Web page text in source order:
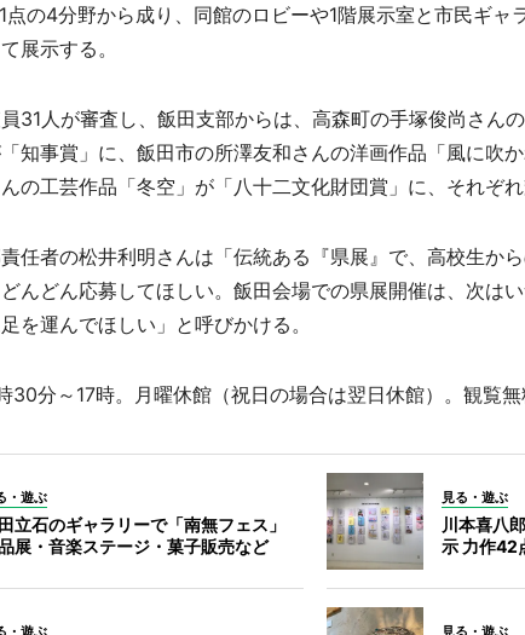
の4分野から成り、同館のロビーや1階展示室と市民ギャ
展示する。
31人が審査し、飯田支部からは、高森町の手塚俊尚さんの
知事賞」に、飯田市の所澤友和さんの洋画作品「風に吹
の工芸作品「冬空」が「八十二文化財団賞」に、それぞれ
任者の松井利明さんは「伝統ある『県展』で、高校生か
んどん応募してほしい。飯田会場での県展開催は、次は
を運んでほしい」と呼びかける。
分～17時。月曜休館（祝日の場合は翌日休館）。観覧無
・遊ぶ
立石のギャラリーで「南無フェス」
展・音楽ステージ・菓子販売など
見る・遊ぶ
川本喜八
示 力作42
・遊ぶ 見る・遊ぶ